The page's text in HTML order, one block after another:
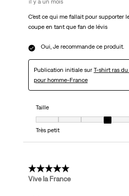
il y a un mois
C’est ce qui me fallait pour supporter
coupe en tant que fan de lévis
Oui, Je recommande ce produit.
Publication initiale sur T-shirt ras du
pour homme-France
Taille
Taille, 4 sur 7, où 1 est égal à Très
Très petit
5 étoile(s) sur 5.
Vive la France